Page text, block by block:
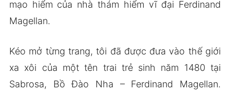
mạo hiểm của nhà thám hiểm vĩ đại Ferdinand
Magellan.
Kéo mở từng trang, tôi đã được đưa vào thế giới
xa xôi của một tên trai trẻ sinh năm 1480 tại
Sabrosa, Bồ Đào Nha – Ferdinand Magellan.